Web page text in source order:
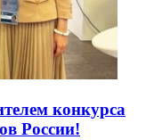
конкурса
России!